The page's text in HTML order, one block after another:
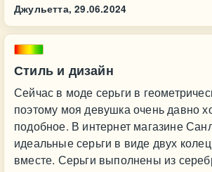
Джульетта, 29.06.2024
Стиль и дизайн
Сейчас в моде серьги в
поэтому моя девушка очень давно
подобное. В интернет магазине
идеальные серьги в виде двух
вместе. Серьги выполнены из